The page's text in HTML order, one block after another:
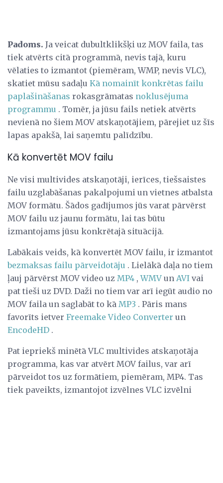
Padoms. Ja veicat dubultklikšķi uz MOV faila, tas
tiek atvērts citā programmā, nevis tajā, kuru
vēlaties to izmantot (piemēram, WMP, nevis VLC),
skatiet mūsu sadaļu Kā nomainīt konkrētas failu
paplašināšanas rokasgrāmatas noklusējuma
programmu . Tomēr, ja jūsu fails netiek atvērts
nevienā no šiem MOV atskaņotājiem, pārejiet uz šīs
lapas apakšā, lai saņemtu palīdzību.
Kā konvertēt MOV failu
Ne visi multivides atskaņotāji, ierīces, tiešsaistes
failu uzglabāšanas pakalpojumi un vietnes atbalsta
MOV formātu. Šādos gadījumos jūs varat pārvērst
MOV failu uz jaunu formātu, lai tas būtu
izmantojams jūsu konkrētajā situācijā.
Labākais veids, kā konvertēt MOV failu, ir izmantot
bezmaksas failu pārveidotāju . Lielākā daļa no tiem
ļauj pārvērst MOV video uz MP4 ,WMV un AVI vai
pat tieši uz DVD. Daži no tiem var arī iegūt audio no
MOV faila un saglabāt to kā MP3 . Pāris mans
favorīts ietver Freemake Video Converter un
EncodeHD .
Pat iepriekš minētā VLC multivides atskaņotāja
programma, kas var atvērt MOV failus, var arī
pārveidot tos uz formātiem, piemēram, MP4. Tas
tiek paveikts, izmantojot izvēlnes VLC izvēlni